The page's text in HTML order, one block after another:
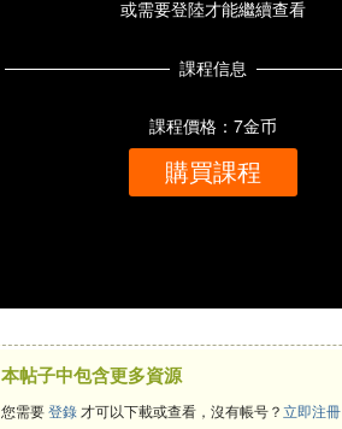
或需要登陸才能繼續查看
課程信息
課程價格：7金币
購買課程
本帖子中包含更多資源
您需要登錄 才可以下載或查看，沒有帳号？立即注冊